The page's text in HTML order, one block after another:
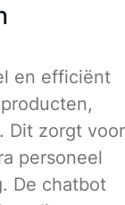
en efficiënt
Dit zorgt voor
personeel
De chatbot